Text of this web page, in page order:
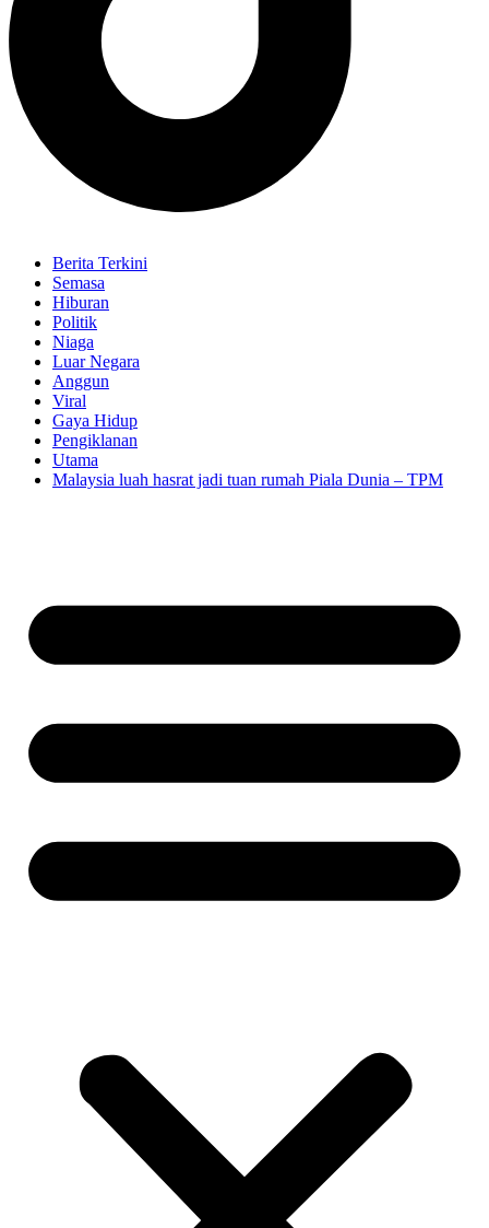
Berita Terkini
Semasa
Hiburan
Politik
Niaga
Luar Negara
Anggun
Viral
Gaya Hidup
Pengiklanan
Utama
Malaysia luah hasrat jadi tuan rumah Piala Dunia – TPM